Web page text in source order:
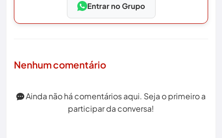
Entrar no Grupo
Nenhum comentário
Ainda não há comentários aqui. Seja o primeiro a
participar da conversa!